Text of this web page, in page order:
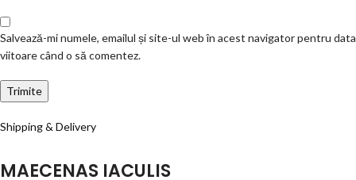
Salvează-mi numele, emailul și site-ul web în acest navigator pentru data
viitoare când o să comentez.
Shipping & Delivery
MAECENAS IACULIS